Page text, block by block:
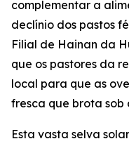
complementar a
declínio dos pastos
Filial de Hainan da
que os pastores da
local para que as
fresca que brota sob
Esta vasta selva